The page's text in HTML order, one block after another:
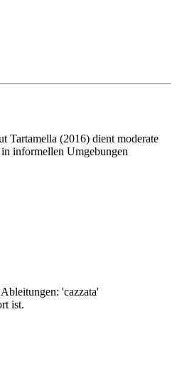
Tartamella (2016) dient moderate
informellen Umgebungen
'cazzata'
ist.